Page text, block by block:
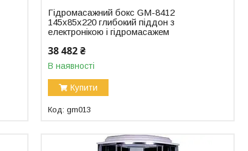
Гідромасажний бокс GM-8412
145x85x220 глибокий піддон з
електронікою і гідромасажем
38 482 ₴
В наявності
Купити
gm013